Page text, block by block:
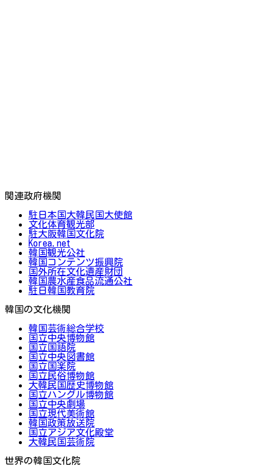
関連政府機関
駐日本国大韓民国大使館
文化体育観光部
駐大阪韓国文化院
Korea.net
韓国観光公社
韓国コンテンツ振興院
国外所在文化遺産財団
韓国農水産食品流通公社
駐日韓国教育院
韓国の文化機関
韓国芸術総合学校
国立中央博物館
国立国語院
国立中央図書館
国立国楽院
国立民俗博物館
大韓民国歴史博物館
国立ハングル博物館
国立中央劇場
国立現代美術館
韓国政策放送院
国立アジア文化殿堂
大韓民国芸術院
世界の韓国文化院